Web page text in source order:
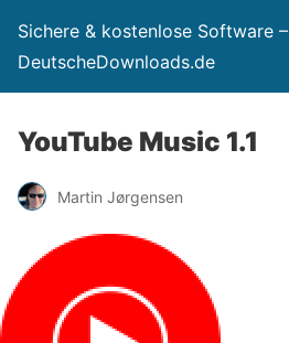
Sichere & kostenlose Software –
DeutscheDownloads.de
YouTube Music 1.1
Martin Jørgensen